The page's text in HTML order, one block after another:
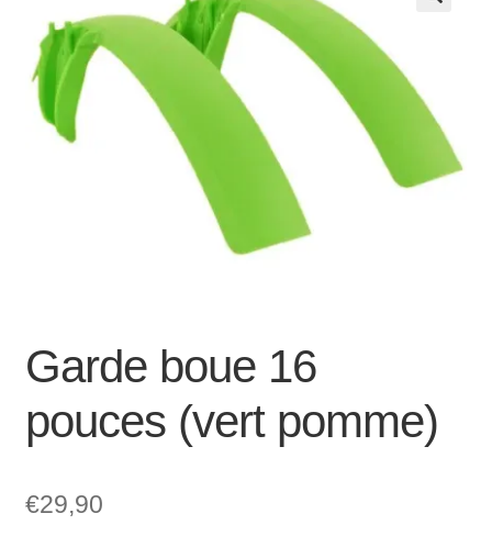
boutique
enfant
Mon compte et Support
le
menu
enfant
Garde boue 16
pouces (vert pomme)
€29,90